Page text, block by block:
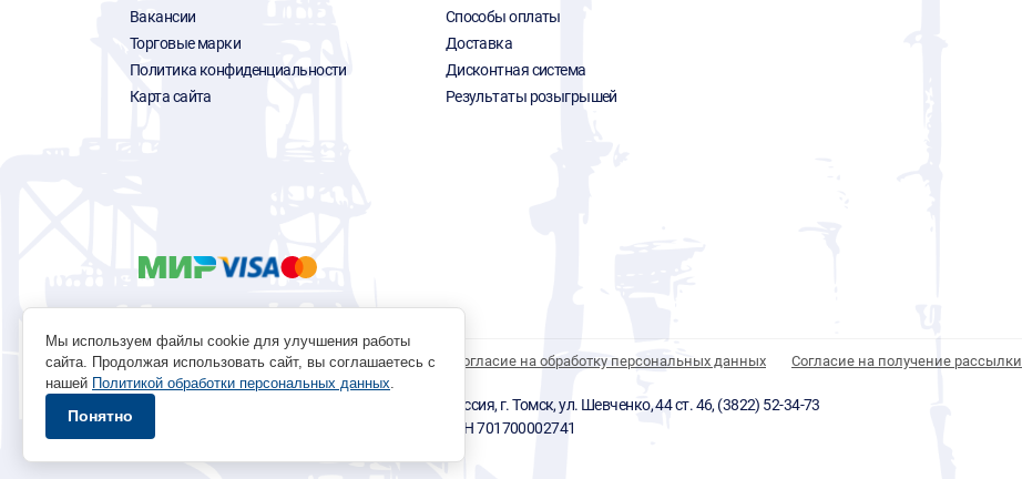
Вакансии
Торговые марки
Политика конфиденциальности
Карта сайта
Способы оплаты
Доставка
Дисконтная система
Результаты розыгрышей
Политика обработки персональных данных Согласие на обработку персональных данных Согласие на получение рассылки
© 1996 - 2026 инструмент парк «Мастер Плюс» Россия, г. Томск, ул. Шевченко, 44 ст. 46, (3822) 52-34-73
okp@masterplus.tomsk.ru ИП Брусницын Д.Н. ИНН 701700002741
Мы используем файлы cookie для улучшения работы
сайта. Продолжая использовать сайт, вы соглашаетесь с
нашей Политикой обработки персональных данных.
Понятно